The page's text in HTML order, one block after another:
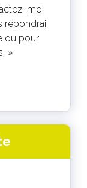
moi
répondrai
ou pour